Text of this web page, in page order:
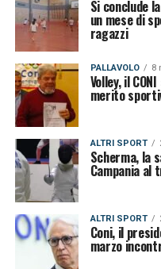
Si conclude
un mese di
ragazzi
PALLAVOLO 8
Volley, il
merito
ALTRI SPORT
Scherma, la
Campania al
ALTRI SPORT
Coni, il
marzo